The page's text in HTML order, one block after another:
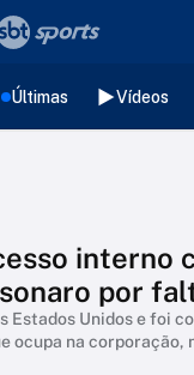
Últimas Vídeos
interno
por
Estados Unidos e foi
ocupa na corporação,